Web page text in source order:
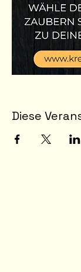
Diese